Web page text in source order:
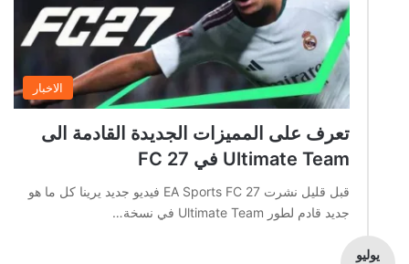
الاخبار
تعرف على المميزات الجديدة القادمة الى
Ultimate Team في FC 27
قبل قليل نشرت EA Sports FC 27 فيديو جديد يرينا كل ما هو
جديد قادم لطور Ultimate Team في نسخة…
يوليو